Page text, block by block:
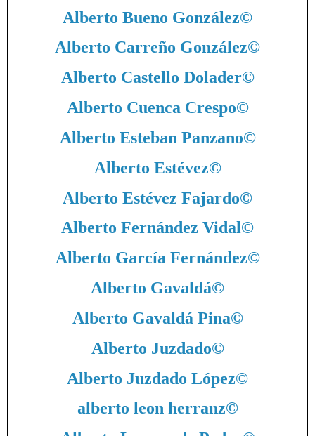
Alberto Bueno González©
Alberto Carreño González©
Alberto Castello Dolader©
Alberto Cuenca Crespo©
Alberto Esteban Panzano©
Alberto Estévez©
Alberto Estévez Fajardo©
Alberto Fernández Vidal©
Alberto García Fernández©
Alberto Gavaldá©
Alberto Gavaldá Pina©
Alberto Juzdado©
Alberto Juzdado López©
alberto leon herranz©